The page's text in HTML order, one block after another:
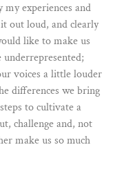
experiences and
out loud, and clearly
like to make us
voices a little louder
differences we bring
to cultivate a
challenge and, not
make us so much